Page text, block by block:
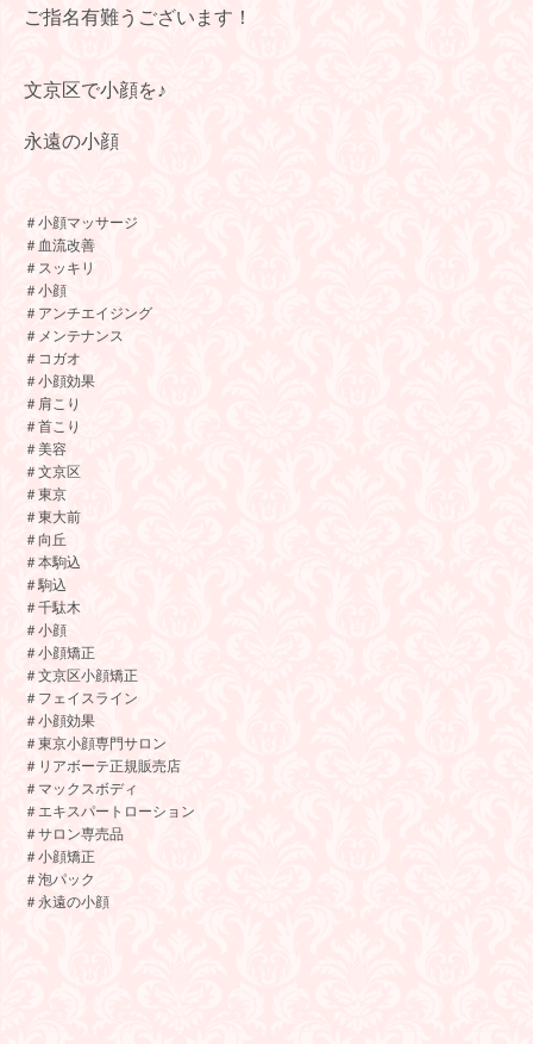
ご指名有難うございます！
文京区で小顔を♪
永遠の小顔
＃小顔マッサージ
＃血流改善
＃スッキリ
＃小顔
＃アンチエイジング
＃メンテナンス
＃コガオ
＃小顔効果
＃肩こり
＃首こり
＃美容
＃文京区
＃東京
＃東大前
＃向丘
＃本駒込
＃駒込
＃千駄木
＃小顔
＃小顔矯正
＃文京区小顔矯正
＃フェイスライン
＃小顔効果
＃東京小顔専門サロン
＃リアボーテ正規販売店
＃マックスボディ
＃エキスパートローション
＃サロン専売品
＃小顔矯正
＃泡パック
＃永遠の小顔